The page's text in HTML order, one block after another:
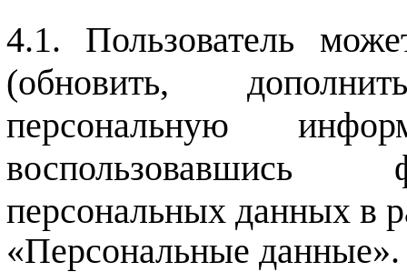
Пользователь
(обновить,
персональную
воспользовавшись
персональных данных в
«Персональные данные».